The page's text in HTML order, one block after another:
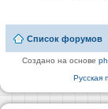
Список форумов
Создано на основе
Русская